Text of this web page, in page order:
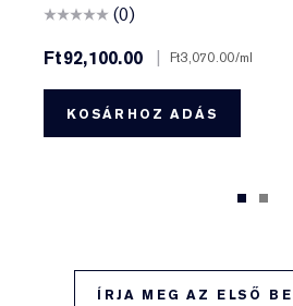
(0)
Ft92,100.00
Ft3,070.00/ml
KOSÁRHOZ ADÁS
ÍRJA MEG AZ ELSŐ